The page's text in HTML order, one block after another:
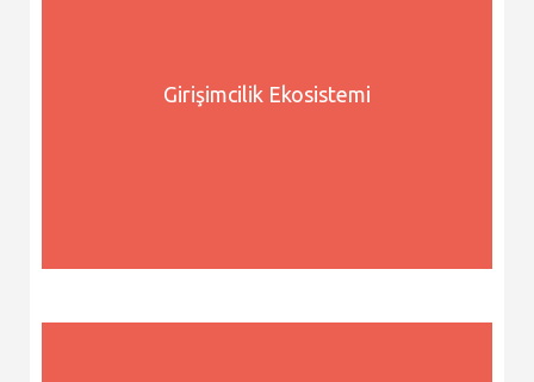
Girişimcilik Ekosistemi